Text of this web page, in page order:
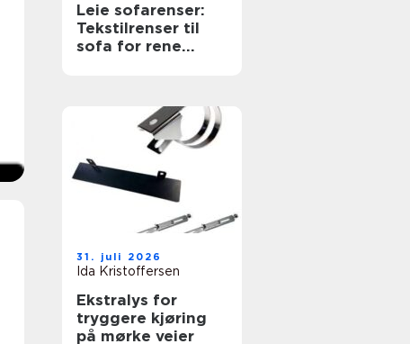
Leie sofarenser:
Tekstilrenser til
sofa for rene
31. juli 2026
Ida Kristoffersen
Ekstralys for
tryggere kjøring
på mørke veier